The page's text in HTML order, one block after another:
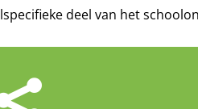
deel van het